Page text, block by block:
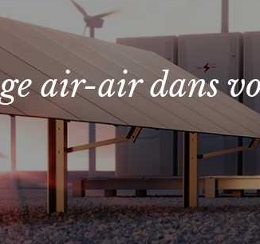
air-air dans